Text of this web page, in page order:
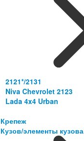
2121*/2131
Niva Chevrolet 2123
Lada 4x4 Urban
Крепеж
Кузов/элементы кузова